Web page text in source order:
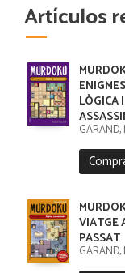
Artículos
LÒGICA I
GARAND,
VIATGE
PASSAT
GARAND,